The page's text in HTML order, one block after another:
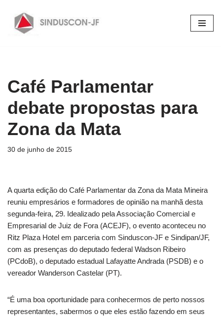
Pular
Café Parlamentar
debate propostas para
Zona da Mata
30 de junho de 2015
A quarta edição do Café Parlamentar da Zona da Mata Mineira
reuniu empresários e formadores de opinião na manhã desta
segunda-feira, 29. Idealizado pela Associação Comercial e
Empresarial de Juiz de Fora (ACEJF), o evento aconteceu no
Ritz Plaza Hotel em parceria com Sinduscon-JF e Sindipan/JF,
com as presenças do deputado federal Wadson Ribeiro
(PCdoB), o deputado estadual Lafayatte Andrada (PSDB) e o
vereador Wanderson Castelar (PT).
“É uma boa oportunidade para conhecermos de perto nossos
representantes, sabermos o que eles estão fazendo em seus